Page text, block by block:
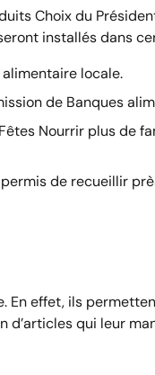
Choix du
installés dans
locale.
de Banques
Nourrir plus de
de recueillir
En effet, ils
d’articles qui leur